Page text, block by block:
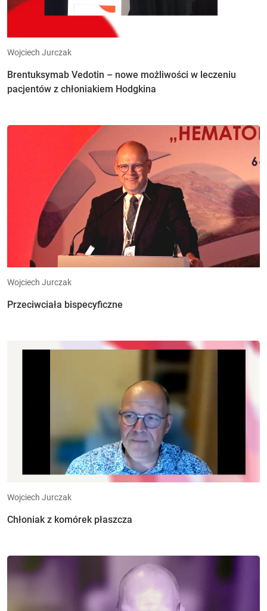
Wojciech Jurczak
Brentuksymab Vedotin – nowe możliwości w leczeniu
pacjentów z chłoniakiem Hodgkina
Wojciech Jurczak
Przeciwciała bispecyficzne
Wojciech Jurczak
Chłoniak z komórek płaszcza